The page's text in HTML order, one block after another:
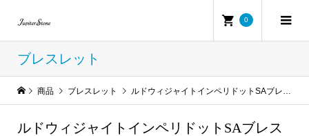
0
ブレスレット
商品 ブレスレット ルドウィジャイトインペリドットSAブレスレット（タンブルカットSサイズ粒）※パキスタン産
ルドウィジャイトインペリドットSAブレス